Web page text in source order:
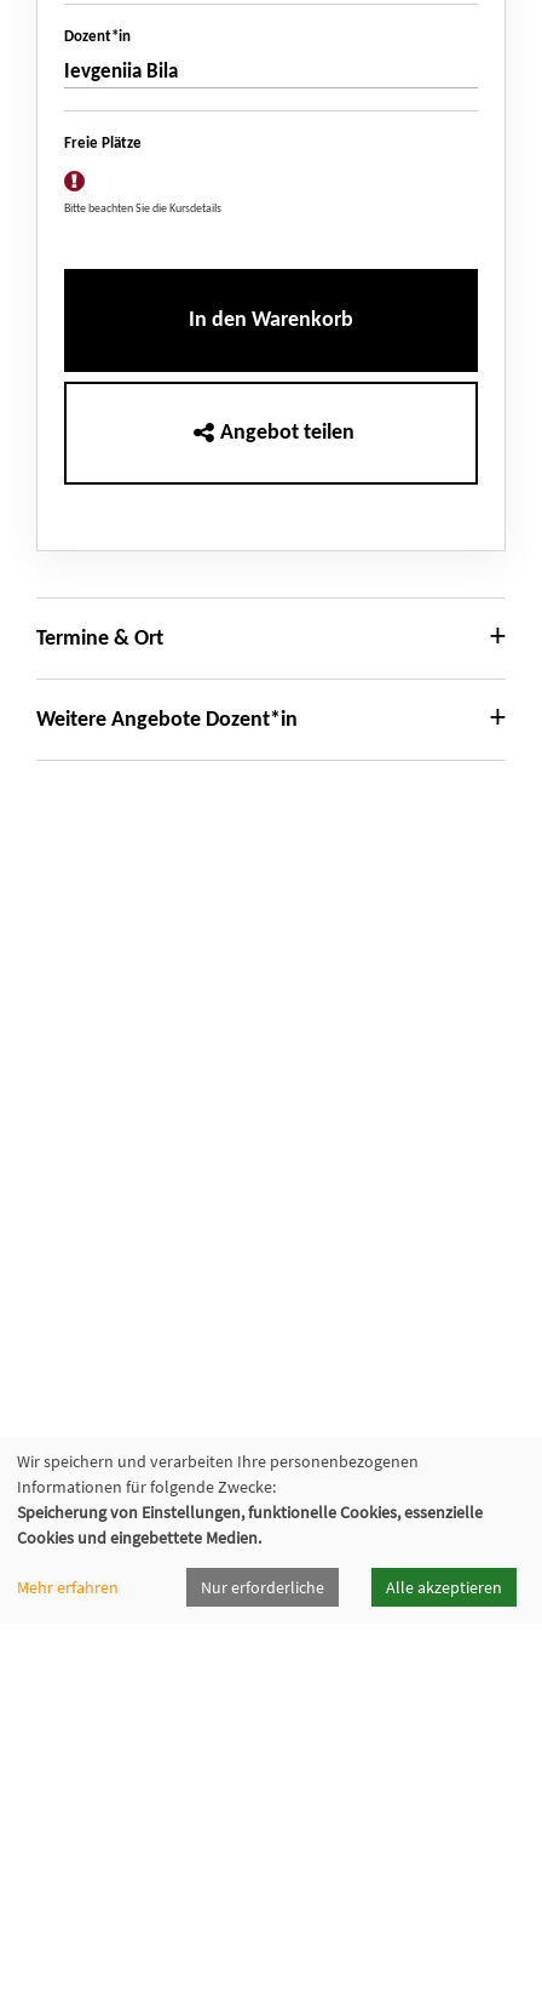
Dozent*in
Ievgeniia Bila
Freie Plätze
Bitte beachten Sie die Kursdetails
In den Warenkorb
Angebot teilen
Termine & Ort
Weitere Angebote Dozent*in
Wir speichern und verarbeiten Ihre personenbezogenen
Informationen für folgende Zwecke:
Speicherung von Einstellungen, funktionelle Cookies, essenzielle
Cookies und eingebettete Medien.
Mehr erfahren Nur erforderliche Alle akzeptieren